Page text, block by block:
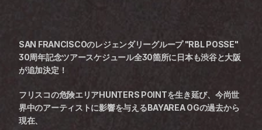
SAN FRANCISCOのレジェンダリーグループ "RBL POSSE"
30周年記念ツアースケジュール全30箇所に日本も渋谷と大阪
が追加決定！
フリスコの危険エリアHUNTERS POINTを生き延び、今尚世
界中のアーティストに影響を与えるBAYAREA OGの過去から
現在、